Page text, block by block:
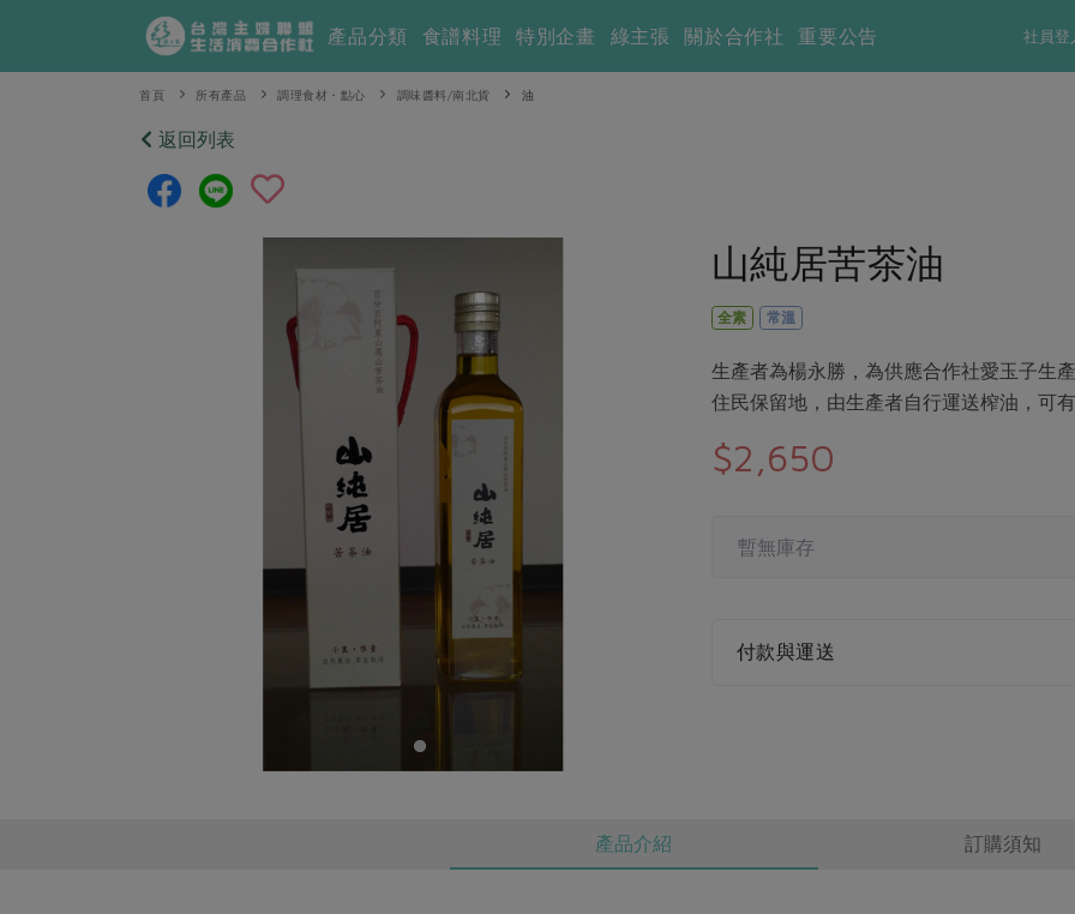
社員登
產品分類 食譜料理 特別企畫 綠主張 關於合作社 重要公告
首頁 所有產品 調理食材・點心 調味醬料/南北貨 油
返回列表
山純居苦茶油
全素 常溫
生產者為楊永勝，為供應合作社愛玉子生
住民保留地，由生產者自行運送榨油，可
$2,650
暫無庫存
付款與運送
產品介紹 訂購須知